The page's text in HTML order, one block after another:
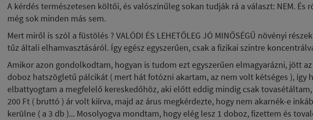
A kérdés természetesen költői, és valószínűleg sokan tudják rá a választ: NEM. És
még sok minden más sem.
Mert miről is szól a füstölés ? VALÓDI ÉS LEHETŐLEG JÓ MINŐSÉGŰ növényi
tűz általi elhamvasztásáról. Így egész egyszerűen, csak a fizikai szintre
Amikor azon gondolkodtam, hogyan is tudom ezt egyszerűen elmagyarázni, jött
doboz hatszögletű pálcikát ( mert hát fotózni akartam, az nem volt kétséges ), így
elbattyogtam a megfelelő kereskedőhöz, aki előtt eddig mindig csak
200 Ft ( bruttó ) ár volt kiírva, majd az árus megkérdezte, hogy nem akarnék-e
kerülne ( a 3 db )... Mosolyogva mondtam, hogy elég lesz 1 doboz, fizettem és